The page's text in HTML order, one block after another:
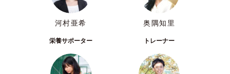
河村亜希 奥隅知里
栄養サポーター トレーナー